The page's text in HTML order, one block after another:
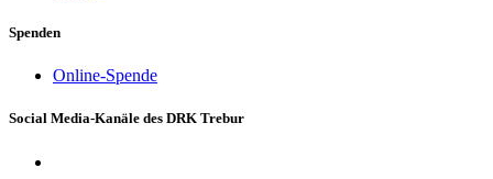
Spenden
Online-Spende
Social Media-Kanäle des DRK Trebur